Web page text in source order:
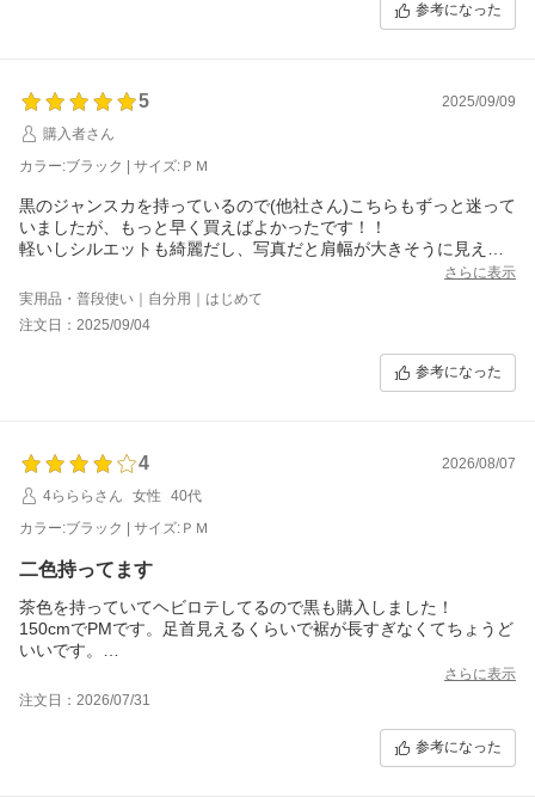
参考になった
5
2025/09/09
購入者さん
カラー:ブラック | サイズ:ＰＭ
黒のジャンスカを持っているので(他社さん)こちらもずっと迷って
いましたが、もっと早く買えばよかったです！！
軽いしシルエットも綺麗だし、写真だと肩幅が大きそうに見えて
いましたが153センチなで肩でも大丈夫でした。丈は足首位です。
短所が見当たらないです。言う事なし
秋になってもベロアのカットソー等と合わせて、長く着たいと思
います！
さらに表示
実用品・普段使い｜自分用｜はじめて
注文日：2025/09/04
参考になった
4
2026/08/07
4らららさん
女性
40代
カラー:ブラック | サイズ:ＰＭ
二色持ってます
茶色を持っていてヘビロテしてるので黒も購入しました！
150cmでPMです。足首見えるくらいで裾が長すぎなくてちょうど
いいです。
体のラインを拾わないコクーンのラインが可愛いです。薄くてシ
ワも気にならないので旅行とかにもおすすめです。
さらに表示
注文日：2026/07/31
参考になった